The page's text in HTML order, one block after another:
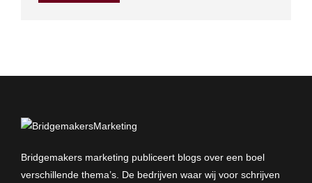
Bridgemakers marketing publiceert blogs over een boel
verschillende thema’s. De bedrijven waar wij voor schrijven